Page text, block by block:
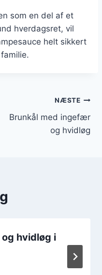
som en del af et
hverdagsret, vil
helt sikkert
NÆSTE
Brunkål med ingefær
og hvidløg
hvidløg i